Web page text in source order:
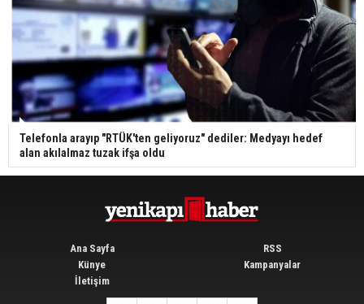
Telefonla arayıp "RTÜK'ten geliyoruz" dediler: Medyayı hedef
alan akılalmaz tuzak ifşa oldu
Ana Sayfa
Künye
İletişim
RSS
Kampanyalar